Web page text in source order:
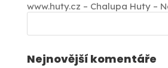
www.huty.cz – Chalupa Huty –
Nejnovější komentáře